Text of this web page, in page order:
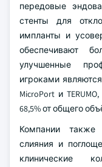
передовые
стенты для
импланты и
обеспечивают
улучшенные
игроками
MicroPort и
68,5% от общего
Компании также
слияния и
клинические